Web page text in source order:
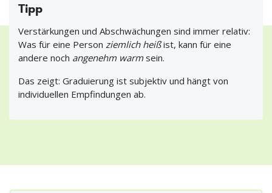
Tipp
Verstärkungen und Abschwächungen sind immer relativ:
Was für eine Person ziemlich heißist, kann für eine
andere noch angenehm warm sein.
Das zeigt: Graduierung ist subjektiv und hängt von
individuellen Empfindungen ab.